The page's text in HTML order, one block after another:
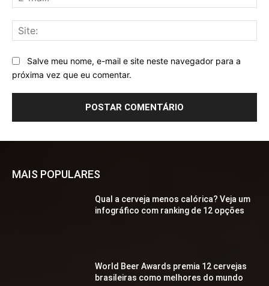
Salve meu nome, e-mail e site neste navegador para a
próxima vez que eu comentar.
MAIS POPULARES
Qual a cerveja menos calórica? Veja um
infográfico com ranking de 12 opções
World Beer Awards premia 12 cervejas
brasileiras como melhores do mundo